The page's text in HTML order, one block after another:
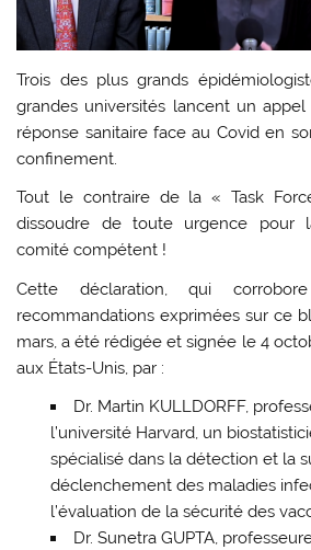
Trois des plus grands
grandes universités lancent un
réponse sanitaire face au Covid en
confinement.
Tout le contraire de la « Task
dissoudre de toute urgence pour
comité compétent !
Cette déclaration, qui
recommandations exprimées sur ce
mars, a été rédigée et signée le 4
aux États-Unis, par :
Dr. Martin KULLDORFF,
l’université Harvard, un
spécialisé dans la détection et la
déclenchement des maladies
l’évaluation de la sécurité des
Dr. Sunetra GUPTA,